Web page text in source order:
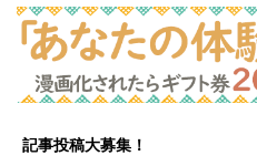
記事投稿大募集！